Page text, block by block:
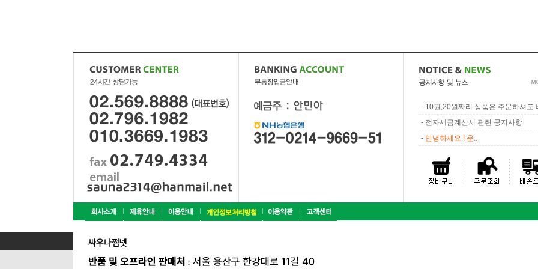
- 10원,20원짜리 상품은 주문하셔도
- 전자세금계산서 관련 공지사항
- 안녕하세요 ! 운..